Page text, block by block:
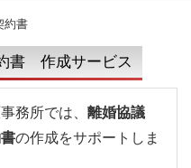
約書
書 作成サービス
務所では、 離婚協議
の作成をサポートしま